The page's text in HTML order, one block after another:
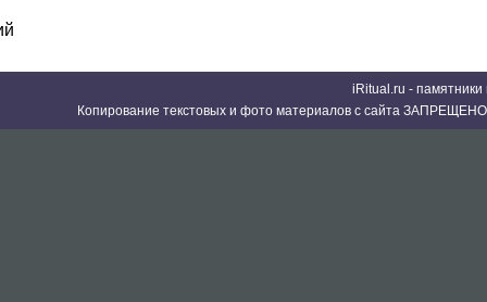
iRitual.ru -
Копирование текстовых и фото материалов с сайта